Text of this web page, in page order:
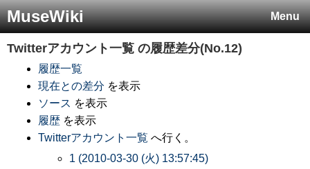
Menu
MuseWiki
Twitterアカウント一覧 の履歴差分(No.12)
履歴一覧
現在との差分 を表示
ソース を表示
履歴 を表示
Twitterアカウント一覧 へ行く。
1 (2010-03-30 (火) 13:57:45)